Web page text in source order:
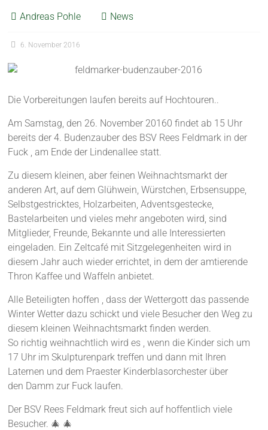
Andreas Pohle News
6. November 2016
Die Vorbereitungen laufen bereits auf Hochtouren..
Am Samstag, den 26. November 20160 findet ab 15 Uhr
bereits der 4. Budenzauber des BSV Rees Feldmark in der
Fuck , am Ende der Lindenallee statt.
Zu diesem kleinen, aber feinen Weihnachtsmarkt der
anderen Art, auf dem Glühwein, Würstchen, Erbsensuppe,
Selbstgestricktes, Holzarbeiten, Adventsgestecke,
Bastelarbeiten und vieles mehr angeboten wird, sind
Mitglieder, Freunde, Bekannte und alle Interessierten
eingeladen. Ein Zeltcafé mit Sitzgelegenheiten wird in
diesem Jahr auch wieder errichtet, in dem der amtierende
Thron Kaffee und Waffeln anbietet.
Alle Beteiligten hoffen , dass der Wettergott das passende
Winter Wetter dazu schickt und viele Besucher den Weg zu
diesem kleinen Weihnachtsmarkt finden werden.
So richtig weihnachtlich wird es , wenn die Kinder sich um
17 Uhr im Skulpturenpark treffen und dann mit Ihren
Laternen und dem Praester Kinderblasorchester über
den Damm zur Fuck laufen.
Der BSV Rees Feldmark freut sich auf hoffentlich viele
Besucher. 🎄 🎄